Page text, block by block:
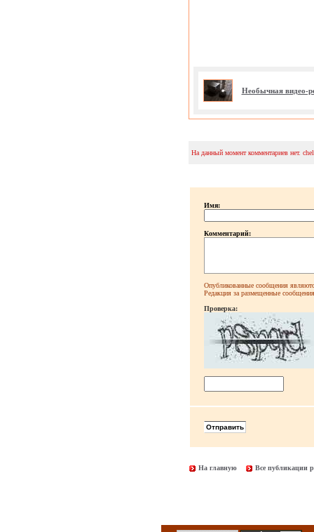
Необычная видео-
На данный момент комментариев нет.
Имя:
Комментарий:
Опубликованные сообщения
Редакция за размещенные сообщения
Проверка:
На главную Все публикации